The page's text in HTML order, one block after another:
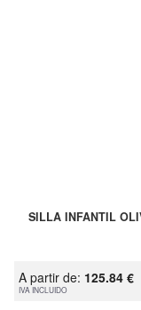
SILLA INFANTIL
A partir de: 125.84 €
IVA INCLUIDO